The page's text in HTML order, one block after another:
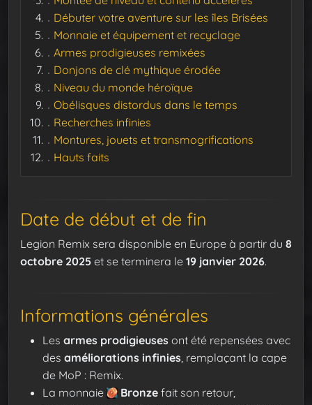
Débuter votre aventure sur les îles Brisées
Monnaie et équipement et recyclage
Armes prodigieuses remixées
Donjons de clé mythique érodée
Niveau du monde héroïque
Obélisques distordus dans le temps
Recherches infinies
Montures, jouets et transmogrifications
Hauts faits
Date de début et de fin
Legion Remix sera disponible en Europe à partir du 8
octobre 2025 et se terminera le 19 janvier 2026.
Informations générales
Les armes prodigieuses ont été repensées avec
des améliorations infinies , remplaçant la cape
de MoP : Remix.
La monnaie
Bronze fait son retour,